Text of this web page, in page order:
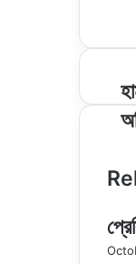
করল